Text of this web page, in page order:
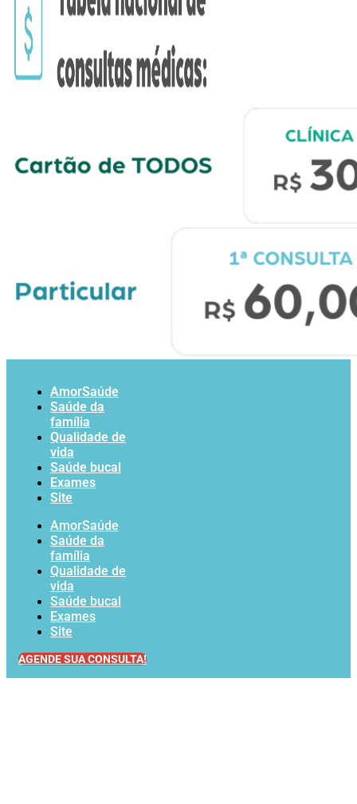
AmorSaúde
Saúde da
família
Qualidade de
vida
Saúde bucal
Exames
Site
AmorSaúde
Saúde da
família
Qualidade de
vida
Saúde bucal
Exames
Site
AGENDE SUA CONSULTA!